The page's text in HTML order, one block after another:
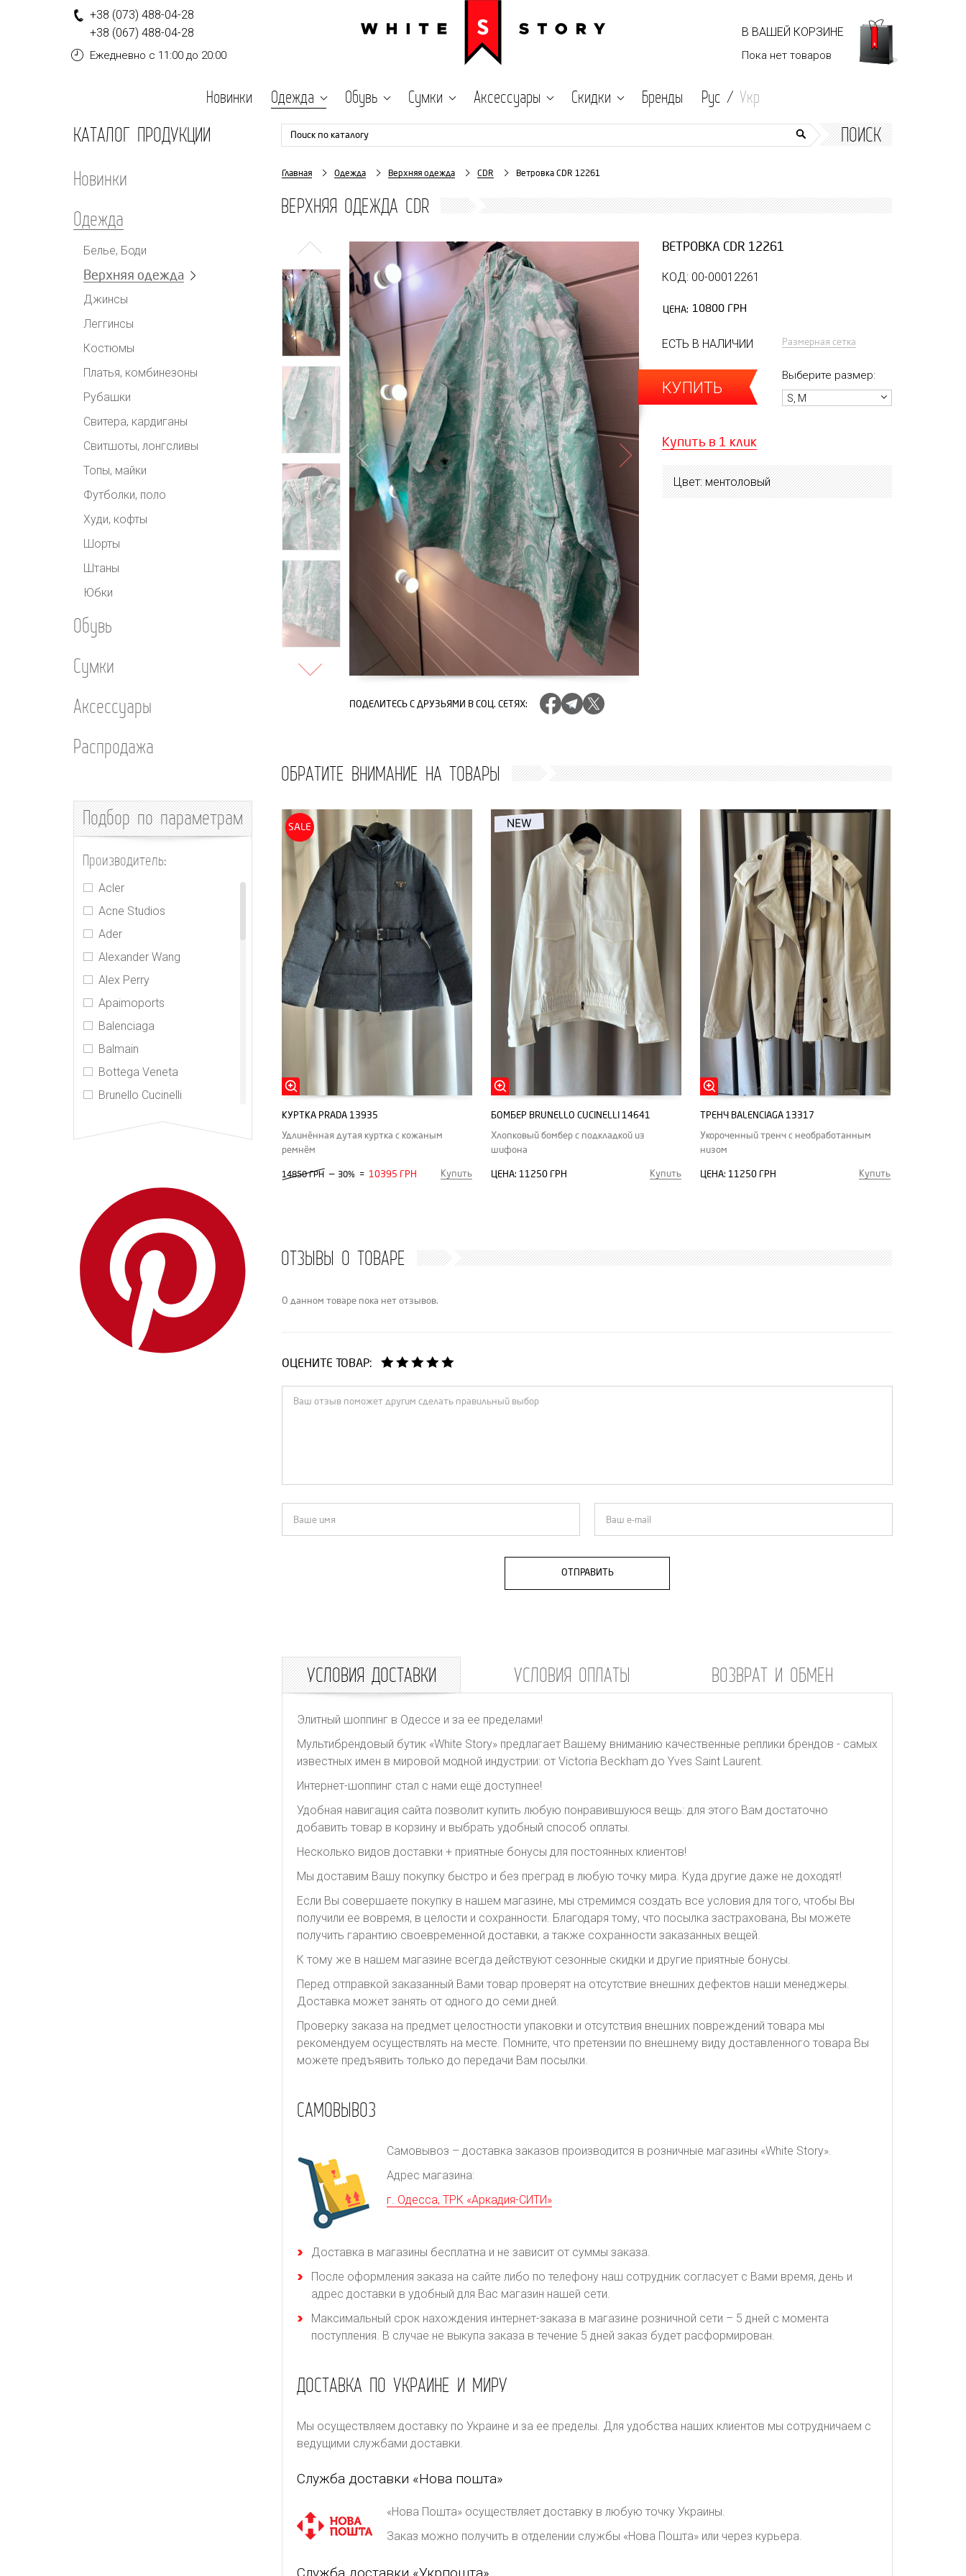
+38 (073) 488-04-28
+38 (067) 488-04-28
Ежедневно с 11:00 до 20:00
В ВАШЕЙ КОРЗИНЕ
Пока нет товаров
Новинки Одежда Обувь Сумки Аксессуары Скидки Бренды Рус / Укр
КАТАЛОГ ПРОДУКЦИИ
Новинки
Одежда
Белье, Боди
Верхняя одежда
Джинсы
Леггинсы
Костюмы
Платья, комбинезоны
Рубашки
Свитера, кардиганы
Свитшоты, лонгсливы
Топы, майки
Футболки, поло
Худи, кофты
Шорты
Штаны
Юбки
Обувь
Сумки
Аксессуары
Распродажа
Подборпо параметрам
Производитель:
Acler
Acne Studios
Ader
Alexander Wang
Alex Perry
Apaimoports
Balenciaga
Balmain
Bottega Veneta
Brunello Cucinelli
Chrome Hearts
Elizabeth and James
Gucci
Hermes
IENKI IENKI
Isabel Marant
Jacquemus
Поиск по каталогу ПОИСК
Главная Одежда Верхняя одежда CDR Ветровка CDR 12261
ВЕРХНЯЯ ОДЕЖДА CDR
ПОДЕЛИТЕСЬ С ДРУЗЬЯМИ В СОЦ. СЕТЯХ:
ВЕТРОВКА CDR 12261
КОД: 00-00012261
ЦЕНА: 10800 ГРН
ЕСТЬ В НАЛИЧИИ Размерная сетка
КУПИТЬ
Выберите размер:
S, M
Купить в 1 клик
Цвет: ментоловый
ОБРАТИТЕ ВНИМАНИЕ НА ТОВАРЫ
SALE
КУРТКА PRADA 13935
Удлинённая дутая куртка с кожаным
ремнём
14850 ГРН — 30% = 10395 ГРН Купить
БОМБЕР BRUNELLO CUCINELLI 14641
Хлопковый бомбер с подкладкой из
шифона
ЦЕНА: 11250 ГРН Купить
ТРЕНЧ BALENCIAGA 13317
Укороченный тренч с необработанным
низом
ЦЕНА: 11250 ГРН Купить
ОТЗЫВЫ О ТОВАРЕ
О данном товаре пока нет отзывов.
ОЦЕНИТЕ ТОВАР:
ОТПРАВИТЬ
УСЛОВИЯ ДОСТАВКИ УСЛОВИЯ ОПЛАТЫ ВОЗВРАТ И ОБМЕН
Элитный шоппинг в Одессе и за ее пределами!
Мультибрендовый бутик «White Story» предлагает Вашему вниманию качественные реплики брендов - самых
известных имен в мировой модной индустрии: от Victoria Beckham до Yves Saint Laurent.
Интернет-шоппинг стал с нами ещё доступнее!
Удобная навигация сайта позволит купить любую понравившуюся вещь: для этого Вам достаточно
добавить товар в корзину и выбрать удобный способ оплаты.
Несколько видов доставки + приятные бонусы для постоянных клиентов!
Мы доставим Вашу покупку быстро и без преград в любую точку мира. Куда другие даже не доходят!
Если Вы совершаете покупку в нашем магазине, мы стремимся создать все условия для того, чтобы Вы
получили ее вовремя, в целости и сохранности. Благодаря тому, что посылка застрахована, Вы можете
получить гарантию своевременной доставки, а также сохранности заказанных вещей.
К тому же в нашем магазине всегда действуют сезонные скидки и другие приятные бонусы.
Перед отправкой заказанный Вами товар проверят на отсутствие внешних дефектов наши менеджеры.
Доставка может занять от одного до семи дней.
Проверку заказа на предмет целостности упаковки и отсутствия внешних повреждений товара мы
рекомендуем осуществлять на месте. Помните, что претензии по внешнему виду доставленного товара Вы
можете предъявить только до передачи Вам посылки.
САМОВЫВОЗ
Самовывоз – доставка заказов производится в розничные магазины «White Story».
Адрес магазина:
г. Одесса, ТРК «Аркадия-СИТИ»
Доставка в магазины бесплатна и не зависит от суммы заказа.
После оформления заказа на сайте либо по телефону наш сотрудник согласует с Вами время, день и
адрес доставки в удобный для Вас магазин нашей сети.
Максимальный срок нахождения интернет-заказа в магазине розничной сети – 5 дней с момента
поступления. В случае не выкупа заказа в течение 5 дней заказ будет расформирован.
ДОСТАВКА ПО УКРАИНЕ И МИРУ
Мы осуществляем доставку по Украине и за ее пределы. Для удобства наших клиентов мы сотрудничаем с
ведущими службами доставки.
Служба доставки «Нова пошта»
«Нова Пошта» осуществляет доставку в любую точку Украины.
Заказ можно получить в отделении службы «Нова Пошта» или через курьера.